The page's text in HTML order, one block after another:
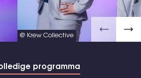
@ Krew Collective
programma